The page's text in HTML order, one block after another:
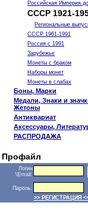
Российская Империя
СССР 1921-
Региональные
СССР 1961-1991
Россия с 1991
Зарубежье
Монеты с браком
Наборы монет
Монеты в слабах
Боны, Марки
Медали, Знаки и
Жетоны
Антиквариат
Аксессуары,
РАСПРОДАЖА
Профайл
Логин
\Email:
Пароль:
>> РЕГИСТРАЦИЯ